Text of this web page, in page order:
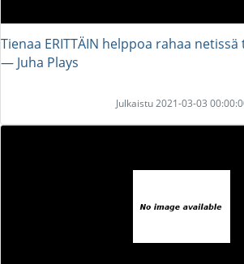
Tienaa ERITTÄIN helppoa rahaa netissä
― Juha Plays
Julkaistu 2021-03-03